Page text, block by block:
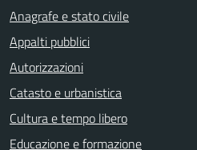
Anagrafe e stato civile
Appalti pubblici
Autorizzazioni
Catasto e urbanistica
Cultura e tempo libero
Educazione e formazione